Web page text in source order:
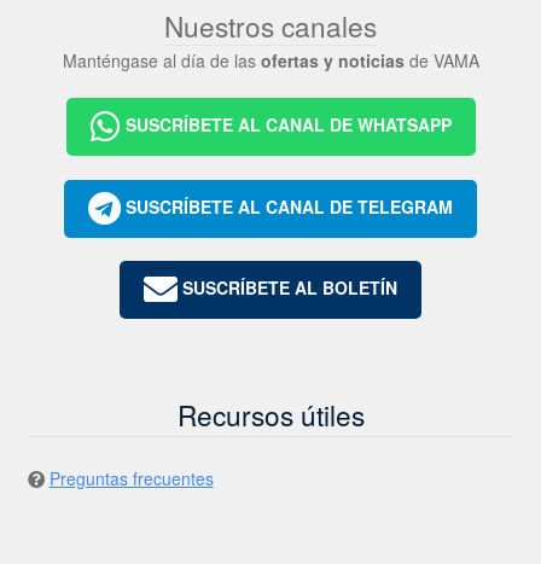
Nuestros canales
Manténgase al día de las ofertas y noticiasde VAMA
SUSCRÍBETE AL CANAL DE WHATSAPP
SUSCRÍBETE AL CANAL DE TELEGRAM
SUSCRÍBETE AL BOLETÍN
Recursos útiles
Preguntas frecuentes